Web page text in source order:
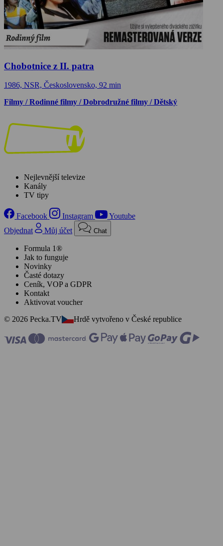
Chobotnice z II. patra
1986, NSR, Československo, 92 min
Filmy / Rodinné filmy / Dobrodružné filmy / Dětský
Nejlevnější televize
Kanály
TV tipy
Facebook Instagram
Youtube
Objednat
Můj účet Chat
Formula 1®
Jak to funguje
Novinky
Časté dotazy
Ceník, VOP a GDPR
Kontakt
Aktivovat voucher
© 2026 Pecka.TV
Hrdě vytvořeno v České republice